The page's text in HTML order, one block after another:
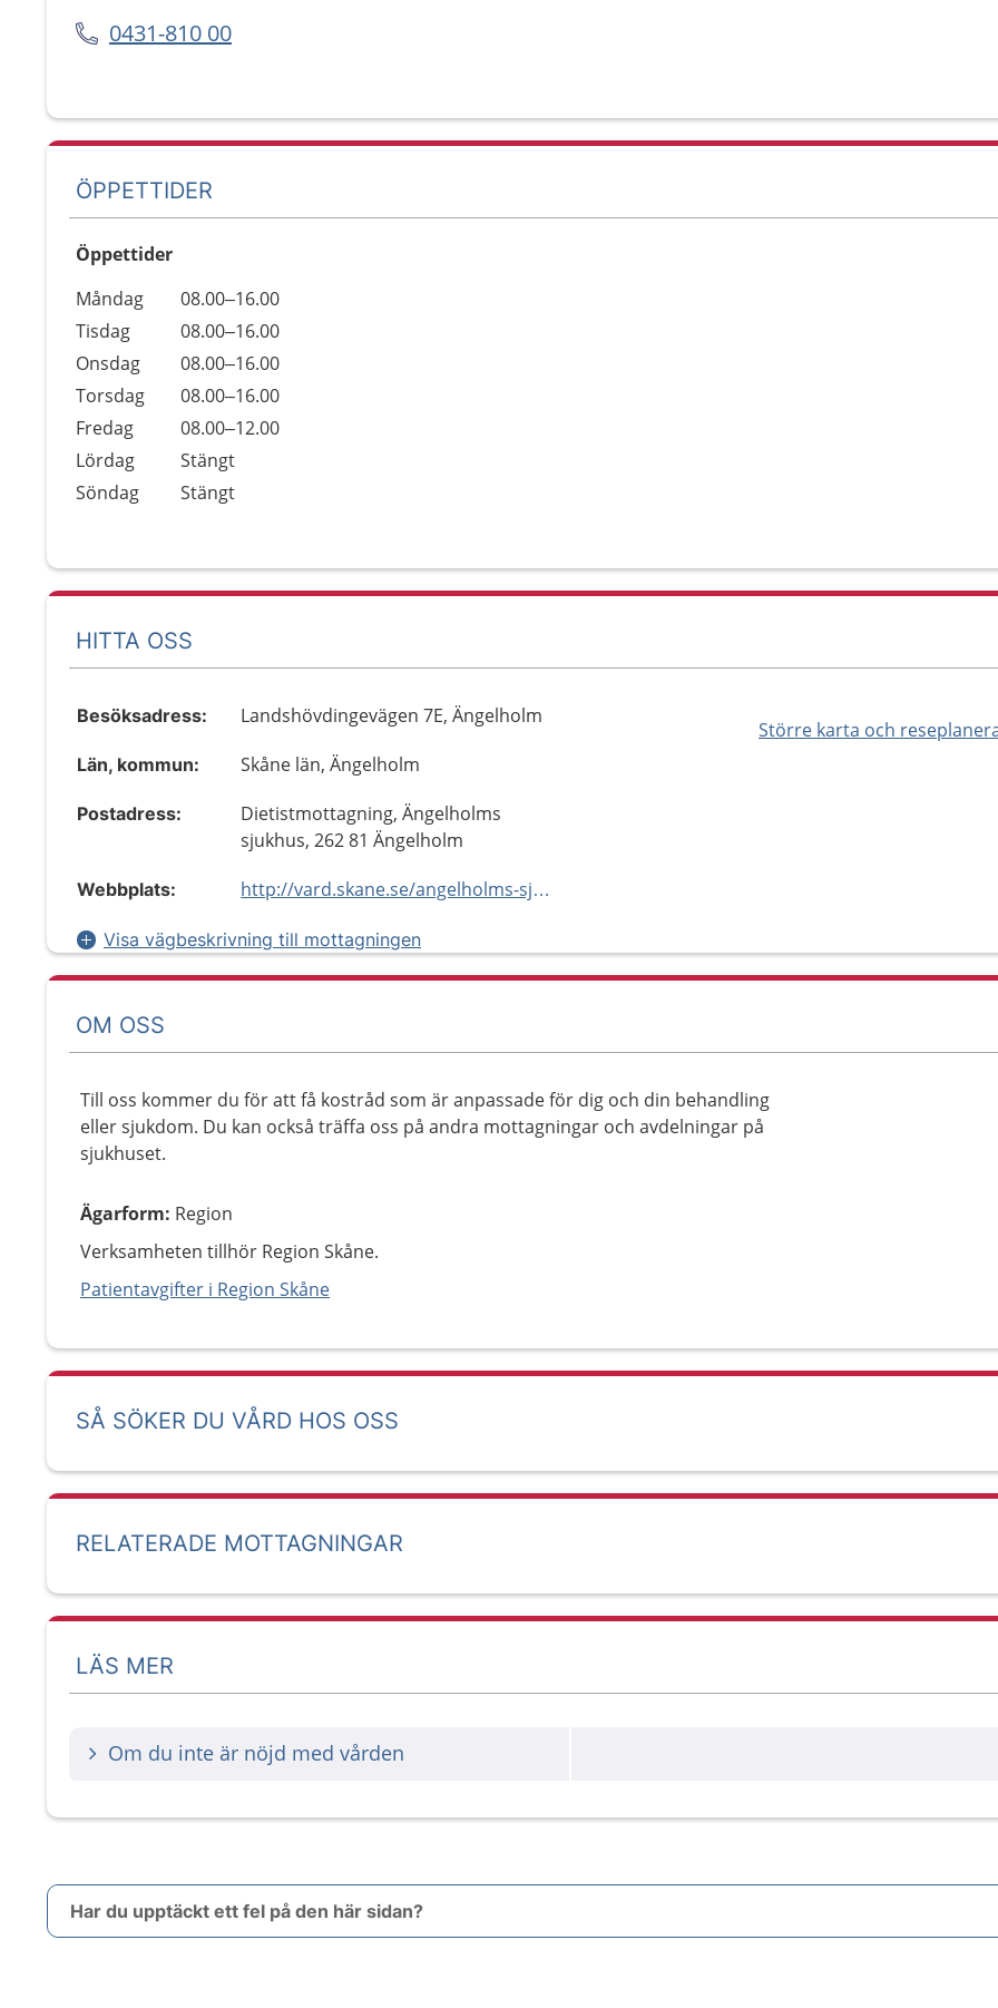
0431-810 00
ÖPPETTIDER
Öppettider
Dag
Öppettider
Kommentarer
Måndag
08.00–16.00
Tisdag
08.00–16.00
Onsdag
08.00–16.00
Torsdag
08.00–16.00
Fredag
08.00–12.00
Lördag
Stängt
Söndag
Stängt
HITTA OSS
Större karta och
Besöksadress: Landshövdingevägen 7E, Ängelholm
Län, kommun: Skåne län, Ängelholm
Postadress:
Dietistmottagning, Ängelholms
sjukhus, 262 81 Ängelholm
Webbplats: http://vard.skane.se/angelholms-sjukhus/mottagningar-och-avdelningar/dietistmottagning/
Visa vägbeskrivning till mottagningen
OM OSS
Till oss kommer du för att få kostråd som är anpassade för dig och din behandling
eller sjukdom. Du kan också träffa oss på andra mottagningar och avdelningar på
sjukhuset.
Ägarform: Region
Verksamheten tillhör Region Skåne.
Patientavgifter i Region Skåne
SÅ SÖKER DU VÅRD HOS OSS
RELATERADE MOTTAGNINGAR
LÄS MER
Om du inte är nöjd med vården
Har du upptäckt ett fel på den här sidan?